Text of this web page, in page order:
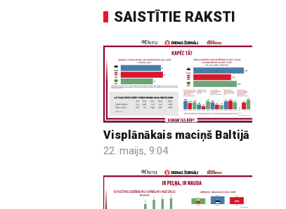
SAISTĪTIE RAKSTI
Visplānākais maciņš Baltijā
22. maijs, 9:04